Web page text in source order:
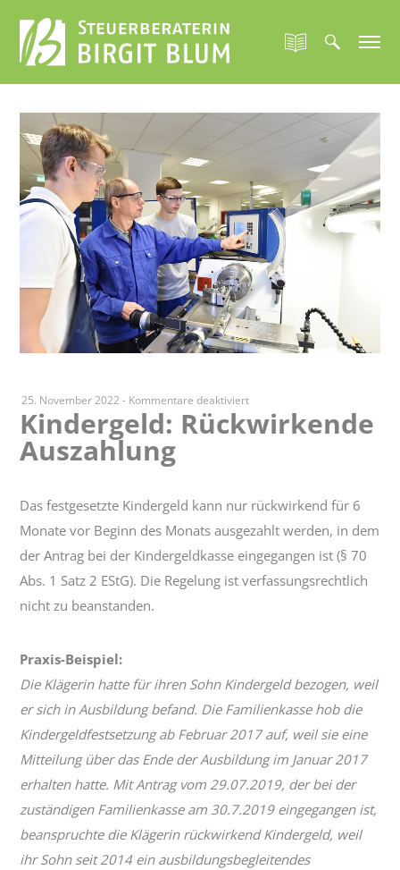
25. November 2022 - Kommentare deaktiviertfür
Kindergeld:
Kindergeld: Rückwirkende
Auszahlung
Das festgesetzte Kindergeld kann nur rückwirkend für 6
Monate vor Beginn des Monats ausgezahlt werden, in dem
der Antrag bei der Kindergeldkasse eingegangen ist (§ 70
Abs. 1 Satz 2 EStG). Die Regelung ist verfassungsrechtlich
nicht zu beanstanden.
Praxis-Beispiel:
Die Klägerin hatte für ihren Sohn Kindergeld bezogen, weil
er sich in Ausbildung befand. Die Familienkasse hob die
Kindergeldfestsetzung ab Februar 2017 auf, weil sie eine
Mitteilung über das Ende der Ausbildung im Januar 2017
erhalten hatte. Mit Antrag vom 29.07.2019, der bei der
zuständigen Familienkasse am 30.7.2019 eingegangen ist,
beanspruchte die Klägerin rückwirkend Kindergeld, weil
ihr Sohn seit 2014 ein ausbildungsbegleitendes